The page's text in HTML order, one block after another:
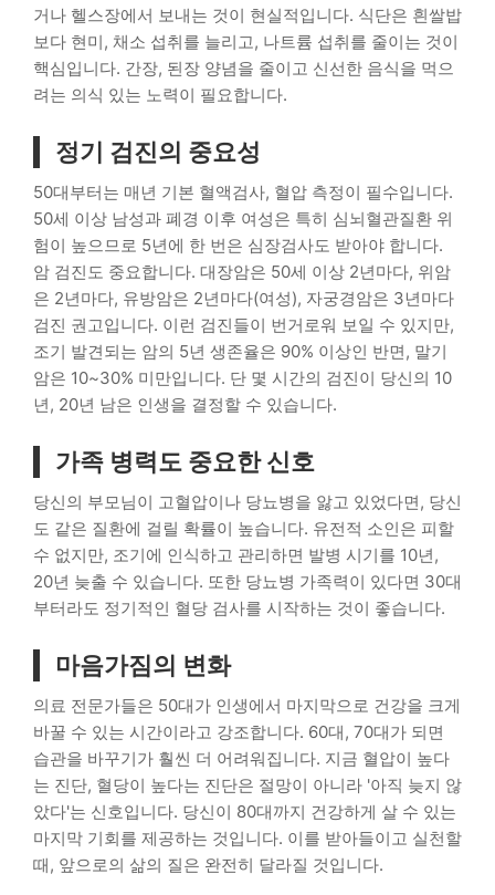
거나 헬스장에서 보내는 것이 현실적입니다. 식단은 흰쌀밥
보다 현미, 채소 섭취를 늘리고, 나트륨 섭취를 줄이는 것이
핵심입니다. 간장, 된장 양념을 줄이고 신선한 음식을 먹으
려는 의식 있는 노력이 필요합니다.
정기 검진의 중요성
50대부터는 매년 기본 혈액검사, 혈압 측정이 필수입니다.
50세 이상 남성과 폐경 이후 여성은 특히 심뇌혈관질환 위
험이 높으므로 5년에 한 번은 심장검사도 받아야 합니다.
암 검진도 중요합니다. 대장암은 50세 이상 2년마다, 위암
은 2년마다, 유방암은 2년마다(여성), 자궁경암은 3년마다
검진 권고입니다. 이런 검진들이 번거로워 보일 수 있지만,
조기 발견되는 암의 5년 생존율은 90% 이상인 반면, 말기
암은 10~30% 미만입니다. 단 몇 시간의 검진이 당신의 10
년, 20년 남은 인생을 결정할 수 있습니다.
가족 병력도 중요한 신호
당신의 부모님이 고혈압이나 당뇨병을 앓고 있었다면, 당신
도 같은 질환에 걸릴 확률이 높습니다. 유전적 소인은 피할
수 없지만, 조기에 인식하고 관리하면 발병 시기를 10년,
20년 늦출 수 있습니다. 또한 당뇨병 가족력이 있다면 30대
부터라도 정기적인 혈당 검사를 시작하는 것이 좋습니다.
마음가짐의 변화
의료 전문가들은 50대가 인생에서 마지막으로 건강을 크게
바꿀 수 있는 시간이라고 강조합니다. 60대, 70대가 되면
습관을 바꾸기가 훨씬 더 어려워집니다. 지금 혈압이 높다
는 진단, 혈당이 높다는 진단은 절망이 아니라 '아직 늦지 않
았다'는 신호입니다. 당신이 80대까지 건강하게 살 수 있는
마지막 기회를 제공하는 것입니다. 이를 받아들이고 실천할
때, 앞으로의 삶의 질은 완전히 달라질 것입니다.